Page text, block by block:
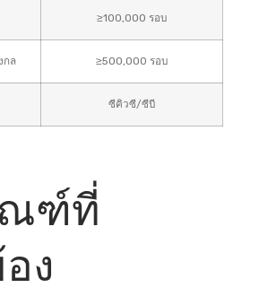
≥100,000 รอบ
กล ≥500,000 รอบ
ซีคิวซี/ซีบี
ฑ์ที่
ง